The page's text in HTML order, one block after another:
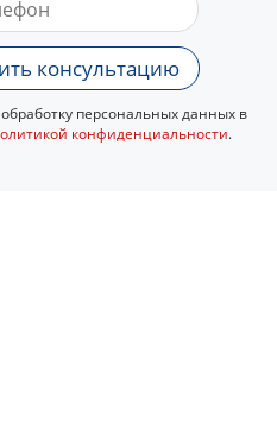
консультацию
персональных данных в
конфиденциальности.